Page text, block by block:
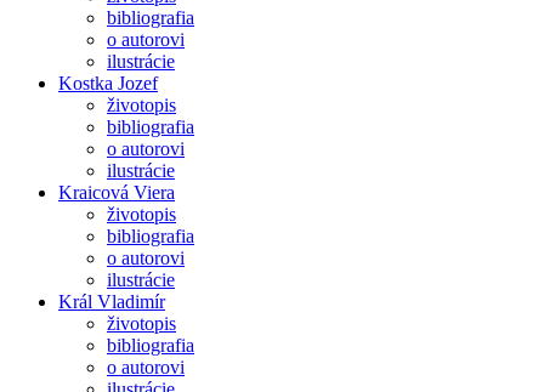
bibliografia
o autorovi
ilustrácie
Kostka Jozef
životopis
bibliografia
o autorovi
ilustrácie
Kraicová Viera
životopis
bibliografia
o autorovi
ilustrácie
Král Vladimír
životopis
bibliografia
o autorovi